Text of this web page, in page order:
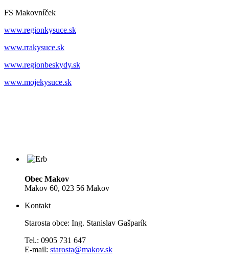
FS Makovníček
www.regionkysuce.sk
www.rrakysuce.sk
www.regionbeskydy.sk
www.mojekysuce.sk
Obec Makov
Makov 60, 023 56 Makov
Kontakt
Starosta obce: Ing. Stanislav Gašparík
Tel.: 0905 731 647
E-mail: starosta@makov.sk